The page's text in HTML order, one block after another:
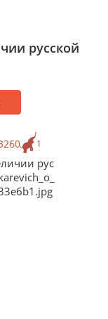
русской
1